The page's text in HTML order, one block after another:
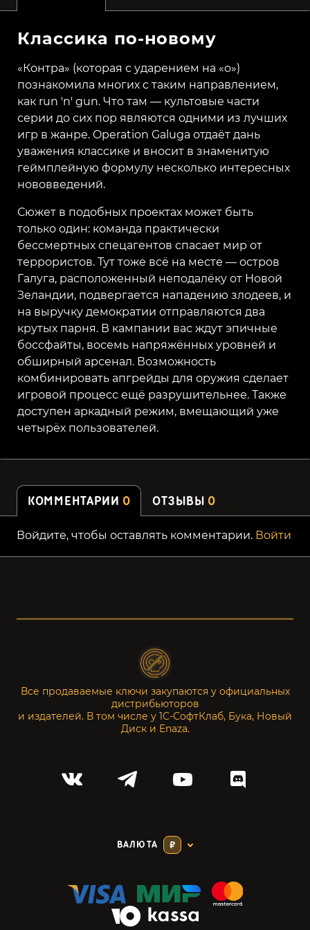
Классика по-новому
«Контра» (которая с ударением на «о»)
познакомила многих с таким направлением,
как run 'n' gun. Что там — культовые части
серии до сих пор являются одними из лучших
игр в жанре. Operation Galuga отдаёт дань
уважения классике и вносит в знаменитую
геймплейную формулу несколько интересных
нововведений.
Сюжет в подобных проектах может быть
только один: команда практически
бессмертных спецагентов спасает мир от
террористов. Тут тоже всё на месте — остров
Галуга, расположенный неподалёку от Новой
Зеландии, подвергается нападению злодеев, и
на выручку демократии отправляются два
крутых парня. В кампании вас ждут эпичные
боссфайты, восемь напряжённых уровней и
обширный арсенал. Возможность
комбинировать апгрейды для оружия сделает
игровой процесс ещё разрушительнее. Также
доступен аркадный режим, вмещающий уже
четырёх пользователей.
КОММЕНТАРИИ 0 ОТЗЫВЫ 0
Войдите, чтобы оставлять комментарии. Войти
Все продаваемые ключи закупаются у официальных
дистрибьюторов
и издателей. В том числе у 1С-СофтКлаб, Бука, Новый
Диск и Enaza.
ВАЛЮТА ₽